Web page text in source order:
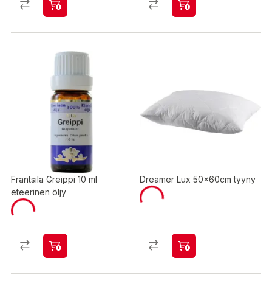
Frantsila Greippi 10 ml
eteerinen öljy
Dreamer Lux 50x60cm tyyny